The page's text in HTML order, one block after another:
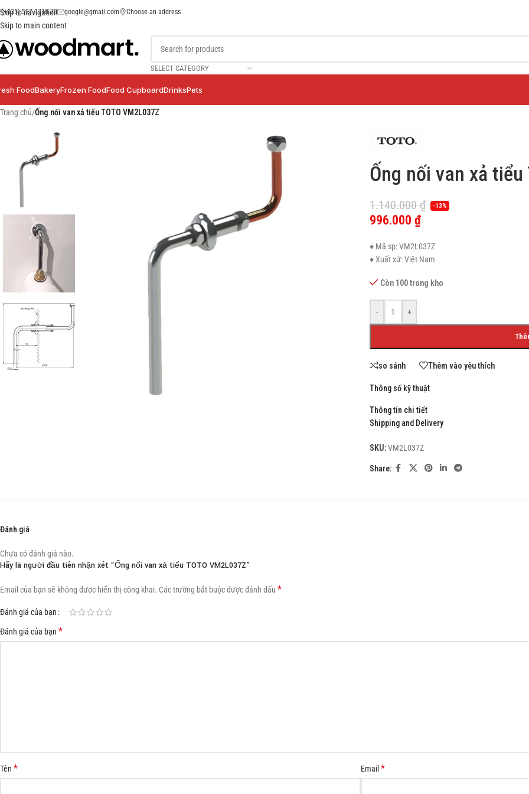
Skip to navigation
Skip to main content
(+035) 527-1710-70 google@gmail.com Choose an address
SELECT CATEGORY
FoodBakeryFrozen FoodFood CupboardDrinksPets
SHOP LAYOUTS
Filters area
AJAX Shop
Hidden sidebar
No page heading
Small categories menu
Products list view
With background
Trang chủ/Ống nối van xả tiểu TOTO VM2L037Z
Ống nối van xả tiểu
1.140.000₫ -13%
996.000 ₫
♦ Mã sp: VM2L037Z
♦ Xuất xứ: Việt Nam
Còn 100 trong kho
- +
so sánh Thêm vào yêu thích
Thông số kỹ thuật
Thông tin chi tiết
Shipping and Delivery
SKU:VM2L037Z
Share:
Đánh giá
Chưa có đánh giá nào.
Hãy là người đầu tiên nhận xét “Ống nối van xả tiểu TOTO VM2L037Z”
Email của bạn sẽ không được hiển thị công khai. Các trường bắt buộc được đánh dấu *
Đánh giá của bạn
Đánh giá của bạn *
Tên * Email *